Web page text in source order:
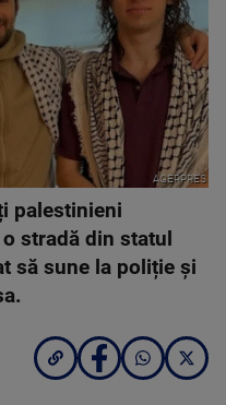
AGERPRES
palestinieni
stradă din statul
să sune la poliție și